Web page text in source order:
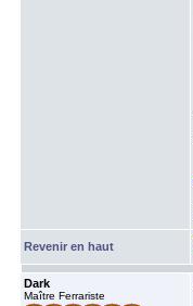
Revenir en haut
Dark
Maître Ferrariste